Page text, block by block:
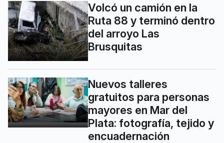
Volcó un camión en la
Ruta 88 y terminó dentro
del arroyo Las
Brusquitas
Nuevos talleres
gratuitos para personas
mayores en Mar del
Plata: fotografía, tejido y
encuadernación